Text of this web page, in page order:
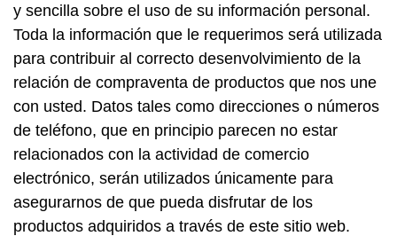
y sencilla sobre el uso de su información personal.
Toda la información que le requerimos será utilizada
para contribuir al correcto desenvolvimiento de la
relación de compraventa de productos que nos une
con usted. Datos tales como direcciones o números
de teléfono, que en principio parecen no estar
relacionados con la actividad de comercio
electrónico, serán utilizados únicamente para
asegurarnos de que pueda disfrutar de los
productos adquiridos a través de este sitio web.